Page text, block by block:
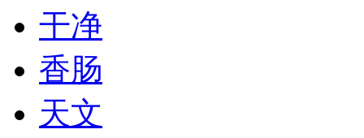
干净
香肠
天文